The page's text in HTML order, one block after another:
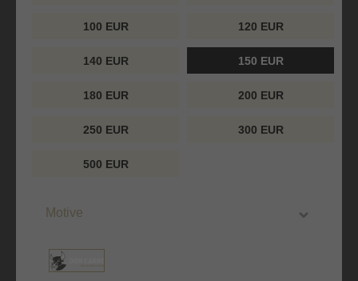
100 EUR 120 EUR
140 EUR 150 EUR
180 EUR 200 EUR
250 EUR 300 EUR
500 EUR
Motive